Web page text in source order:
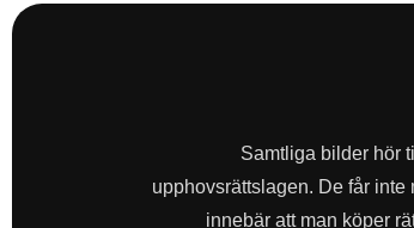
Samtliga bilder hör
upphovsrättslagen. De får
innebär att man köper